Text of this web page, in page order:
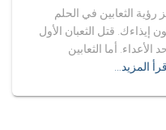
الثعابين في الحلم
إيذاءك. قتل الثعبان الأول
أما الثعابين
المزيد…